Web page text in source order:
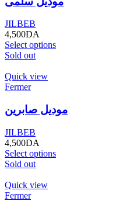
JILBEB
4,500DA
Select options
Sold out
Quick view
Fermer
موديل صابرين
JILBEB
4,500DA
Select options
Sold out
Quick view
Fermer